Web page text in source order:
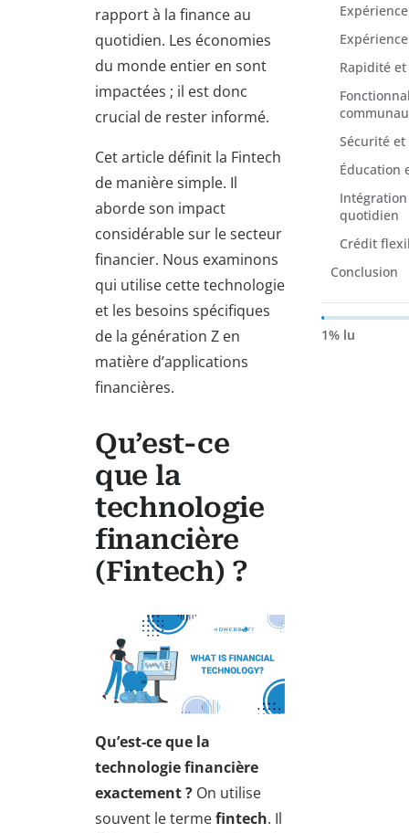
rapport à la finance au
quotidien. Les économies
du monde entier en sont
impactées ; il est donc
crucial de rester informé.
Cet article définit la Fintech
de manière simple. Il
aborde son impact
considérable sur le secteur
financier. Nous examinons
qui utilise cette technologie
et les besoins spécifiques
de la génération Z en
matière d’applications
financières.
Qu’est-ce
que la
technologie
financière
(Fintech) ?
Qu’est-ce que la
technologie financière
exactement ? On utilise
souvent le termefintech. Il
Rapidité
Sécurité
Éducation
quotidien
Crédit
Conclusion
1% lu